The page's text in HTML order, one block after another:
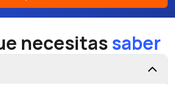
necesitassaber